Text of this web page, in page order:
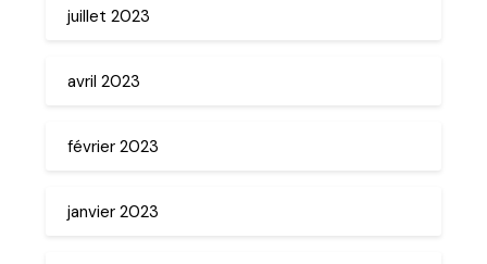
juillet 2023
avril 2023
février 2023
janvier 2023